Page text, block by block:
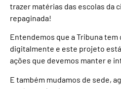
trazer matérias das escolas da
repaginada!
Entendemos que a Tribuna
digitalmente e este projeto
ações que devemos manter e
E também mudamos de sede,